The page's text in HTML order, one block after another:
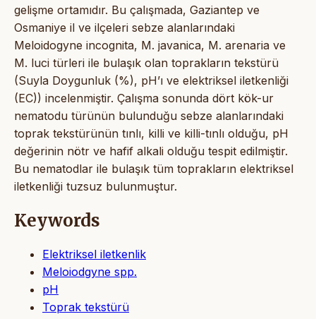
gelişme ortamıdır. Bu çalışmada, Gaziantep ve
Osmaniye il ve ilçeleri sebze alanlarındaki
Meloidogyne incognita, M. javanica, M. arenaria ve
M. luci türleri ile bulaşık olan toprakların tekstürü
(Suyla Doygunluk (%), pH’ı ve elektriksel iletkenliği
(EC)) incelenmiştir. Çalışma sonunda dört kök-ur
nematodu türünün bulunduğu sebze alanlarındaki
toprak tekstürünün tınlı, killi ve killi-tınlı olduğu, pH
değerinin nötr ve hafif alkali olduğu tespit edilmiştir.
Bu nematodlar ile bulaşık tüm toprakların elektriksel
iletkenliği tuzsuz bulunmuştur.
Keywords
Elektriksel iletkenlik
Meloiodgyne spp.
pH
Toprak tekstürü